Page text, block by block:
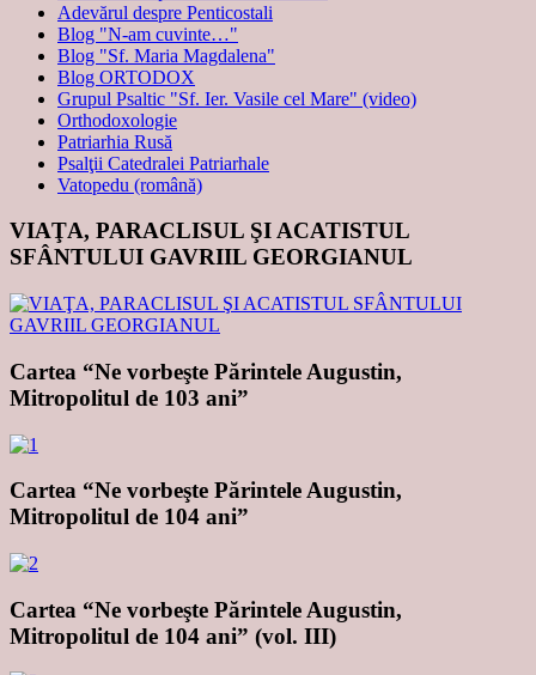
Adevărul despre Penticostali
Blog "N-am cuvinte…"
Blog "Sf. Maria Magdalena"
Blog ORTODOX
Grupul Psaltic "Sf. Ier. Vasile cel Mare" (video)
Orthodoxologie
Patriarhia Rusă
Psalţii Catedralei Patriarhale
Vatopedu (română)
VIAŢA, PARACLISUL ŞI ACATISTUL
SFÂNTULUI GAVRIIL GEORGIANUL
Cartea “Ne vorbeşte Părintele Augustin,
Mitropolitul de 103 ani”
Cartea “Ne vorbeşte Părintele Augustin,
Mitropolitul de 104 ani”
Cartea “Ne vorbeşte Părintele Augustin,
Mitropolitul de 104 ani” (vol. III)